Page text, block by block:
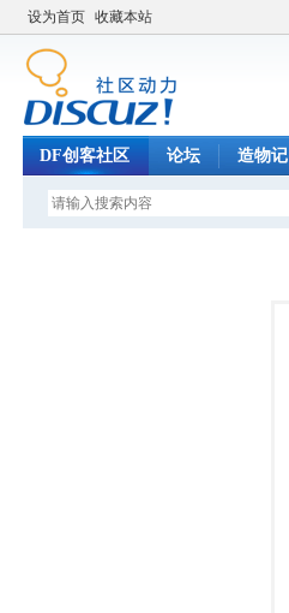
设为首页 收藏本站
DF创客社区 论坛 造物记